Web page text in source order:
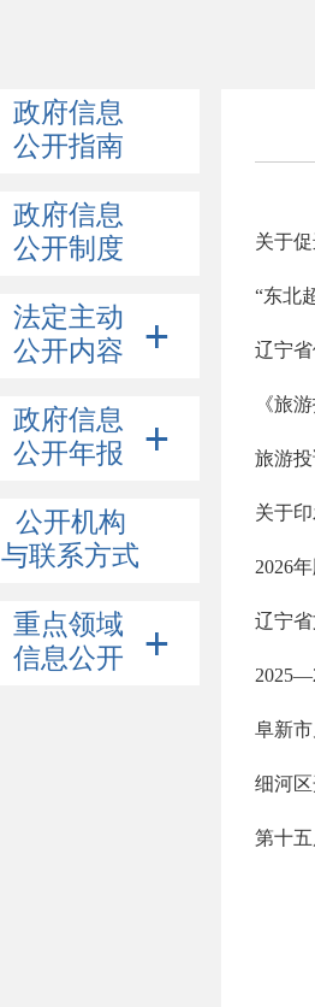
政府信息
公开指南
政府信息
公开制度
法定主动
公开内容
政府信息
公开年报
公开机构
与联系方式
重点领域
信息公开
关于
“东北
辽宁
《旅
旅游
关于
2026
辽宁
阜新
细河
第十